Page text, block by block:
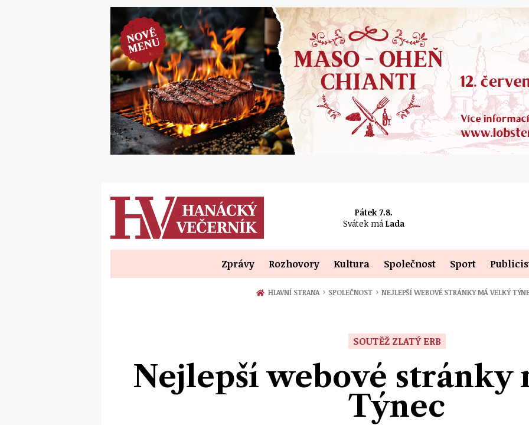
Pátek 7.8.
Svátek má Lada
Zprávy Rozhovory Kultura Společnost Sport
HLAVNÍ STRANA › SPOLEČNOST › NEJLEPŠÍ WEBOVÉ STRÁNKY MÁ VELKÝ
SOUTĚŽ ZLATÝ ERB
Nejlepší webové stránky
Týnec